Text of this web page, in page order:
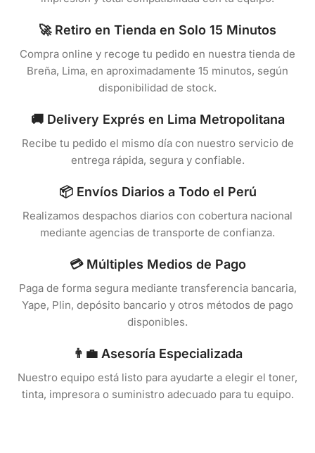
🚀 Retiro en Tienda en Solo 15 Minutos
Compra online y recoge tu pedido en nuestra tienda de
Breña, Lima, en aproximadamente 15 minutos, según
disponibilidad de stock.
🚚 Delivery Exprés en Lima Metropolitana
Recibe tu pedido el mismo día con nuestro servicio de
entrega rápida, segura y confiable.
📦 Envíos Diarios a Todo el Perú
Realizamos despachos diarios con cobertura nacional
mediante agencias de transporte de confianza.
💳 Múltiples Medios de Pago
Paga de forma segura mediante transferencia bancaria,
Yape, Plin, depósito bancario y otros métodos de pago
disponibles.
👨‍💼 Asesoría Especializada
Nuestro equipo está listo para ayudarte a elegir el toner,
tinta, impresora o suministro adecuado para tu equipo.